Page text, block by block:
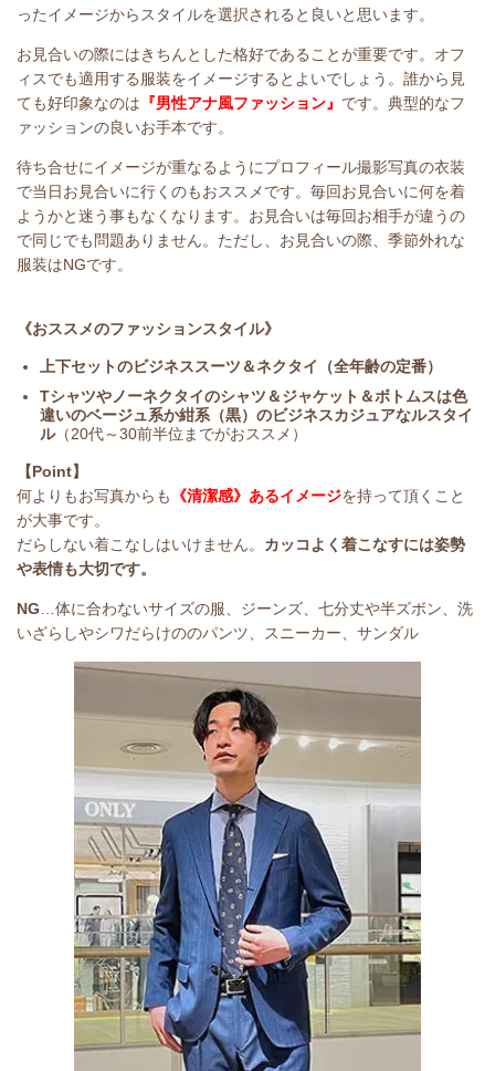
ったイメージからスタイルを選択されると良いと思います。
お見合いの際にはきちんとした格好であることが重要です。オフ
ィスでも適用する服装をイメージするとよいでしょう。誰から見
ても好印象なのは 『男性アナ風ファッション』 です。典型的なフ
ァッションの良いお手本です。
待ち合せにイメージが重なるようにプロフィール撮影写真の衣装
で当日お見合いに行くのもおススメです。毎回お見合いに何を着
ようかと迷う事もなくなります。お見合いは毎回お相手が違うの
で同じでも問題ありません。ただし、お見合いの際、季節外れな
服装はNGです。
《おススメのファッションスタイル》
上下セットのビジネススーツ＆ネクタイ（全年齢の定番）
Tシャツやノーネクタイのシャツ＆ジャケット＆ボトムスは色
違いのベージュ系か紺系（黒）のビジネスカジュアなルスタイ
ル（20代～30前半位までがおススメ）
【Point】
何よりもお写真からも
《清潔感》あるイメージを持って頂くこと
が大事です。
だらしない着こなしはいけません。 カッコよく着こなすには姿勢
や表情も大切です。
NG …体に合わないサイズの服、ジーンズ、七分丈や半ズボン、洗
いざらしやシワだらけののパンツ、スニーカー、サンダル